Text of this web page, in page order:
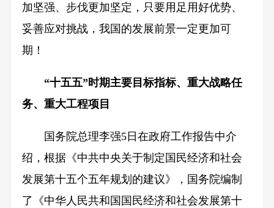
加坚强、步伐更加坚定，只要用足用好优势、
妥善应对挑战，我国的发展前景一定更加可
期！
“十五五”时期主要目标指标、重大战略任
务、重大工程项目
国务院总理李强5日在政府工作报告中介
绍，根据《中共中央关于制定国民经济和社会
发展第十五个五年规划的建议》，国务院编制
了《中华人民共和国国民经济和社会发展第十